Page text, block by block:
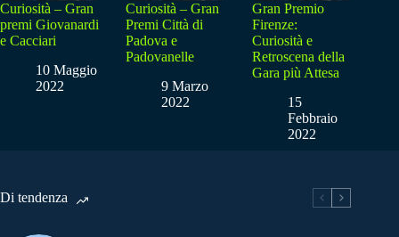
Curiosità – Gran
premi Giovanardi
e Cacciari
10 Maggio
2022
Curiosità – Gran
Premi Città di
Padova e
Padovanelle
9 Marzo
2022
Gran Premio
Firenze:
Curiosità e
Retroscena della
Gara più Attesa
15
Febbraio
2022
Di tendenza